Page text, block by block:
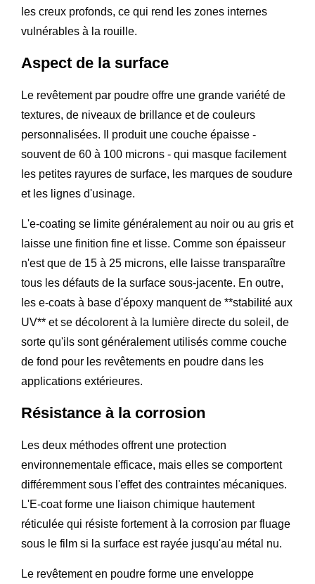
les creux profonds, ce qui rend les zones internes
vulnérables à la rouille.
Aspect de la surface
Le revêtement par poudre offre une grande variété de
textures, de niveaux de brillance et de couleurs
personnalisées. Il produit une couche épaisse -
souvent de 60 à 100 microns - qui masque facilement
les petites rayures de surface, les marques de soudure
et les lignes d'usinage.
L'e-coating se limite généralement au noir ou au gris et
laisse une finition fine et lisse. Comme son épaisseur
n'est que de 15 à 25 microns, elle laisse transparaître
tous les défauts de la surface sous-jacente. En outre,
les e-coats à base d'époxy manquent de **stabilité aux
UV** et se décolorent à la lumière directe du soleil, de
sorte qu'ils sont généralement utilisés comme couche
de fond pour les revêtements en poudre dans les
applications extérieures.
Résistance à la corrosion
Les deux méthodes offrent une protection
environnementale efficace, mais elles se comportent
différemment sous l'effet des contraintes mécaniques.
L'E-coat forme une liaison chimique hautement
réticulée qui résiste fortement à la corrosion par fluage
sous le film si la surface est rayée jusqu'au métal nu.
Le revêtement en poudre forme une enveloppe